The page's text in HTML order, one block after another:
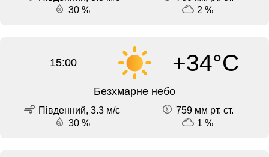
30 %
2 %
15:00 +34°C
Безхмарне небо
Південний, 3.3 м/с
759 мм рт. ст.
30 %
1 %